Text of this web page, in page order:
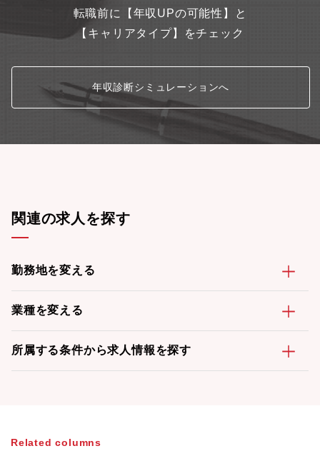
転職前に【年収UPの可能性】と
【キャリアタイプ】をチェック
年収診断シミュレーションへ
関連の求人を探す
勤務地を変える
業種を変える
所属する条件から求人情報を探す
Related columns